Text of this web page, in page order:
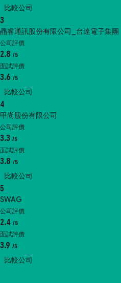
比較公司
3
晶睿通訊股份有限公司_台達電子集團
公司評價
2.8 /5
面試評價
3.6 /5
比較公司
4
甲尚股份有限公司
公司評價
3.3 /5
面試評價
3.8 /5
比較公司
5
SWAG
公司評價
2.4 /5
面試評價
3.9 /5
比較公司